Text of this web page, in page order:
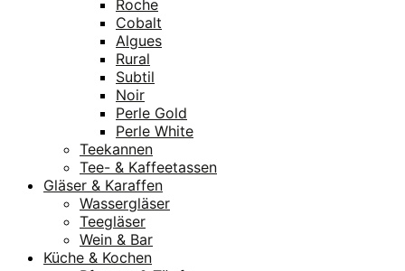
Roche
Cobalt
Algues
Rural
Subtil
Noir
Perle Gold
Perle White
Teekannen
Tee- & Kaffeetassen
Gläser & Karaffen
Wassergläser
Teegläser
Wein & Bar
Küche & Kochen